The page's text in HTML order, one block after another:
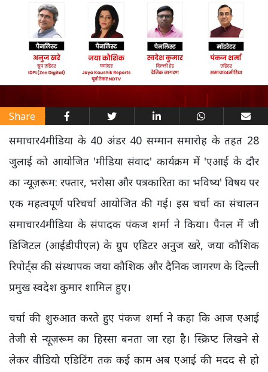
Share
समाचार4मीडिया के 40 अंडर 40 सम्मान समारोह के तहत 28
जुलाई को आयोजित 'मीडिया संवाद' कार्यक्रम में 'एआई के दौर
का न्यूज़रूम: रफ्तार, भरोसा और पत्रकारिता का भविष्य' विषय पर
एक महत्वपूर्ण परिचर्चा आयोजित की गई। इस चर्चा का संचालन
समाचार4मीडिया के संपादक पंकज शर्मा ने किया। पैनल में जी
डिजिटल (आईडीपीएल) के ग्रुप एडिटर अनुज खरे, जया कौशिक
रिपोर्ट्स की संस्थापक जया कौशिक और दैनिक जागरण के दिल्ली
प्रमुख स्वदेश कुमार शामिल हुए।
चर्चा की शुरुआत करते हुए पंकज शर्मा ने कहा कि आज एआई
तेजी से न्यूज़रूम का हिस्सा बनता जा रहा है। स्क्रिप्ट लिखने से
लेकर वीडियो एडिटिंग तक कई काम अब एआई की मदद से हो